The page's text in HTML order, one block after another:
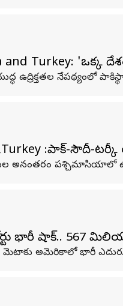
and Turkey:
ఉద్రిక్తతల నేపథ్యంలో
:పాక్-సౌదీ-
పశ్చిమాసియాలో
భారీ షాక్.. 567
మెటాకు అమెరికాలో భారీ